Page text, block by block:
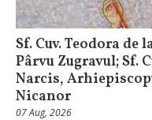
Sf. Cuv. Teodora de
Pârvu Zugravul; Sf.
Narcis,
Nicanor
07 Aug, 2026